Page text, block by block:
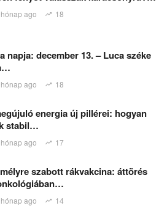
ago 18
napja: december 13. – Luca széke
ago 18
energia új pillérei: hogyan
stabil…
ago 17
szabott rákvakcina: áttörés
ago 14